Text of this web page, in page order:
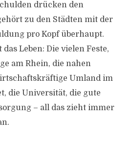
drücken den
zu den Städten mit der
pro Kopf überhaupt.
Leben: Die vielen Feste,
am Rhein, die nahen
Umland im
die Universität, die gute
– all das zieht immer